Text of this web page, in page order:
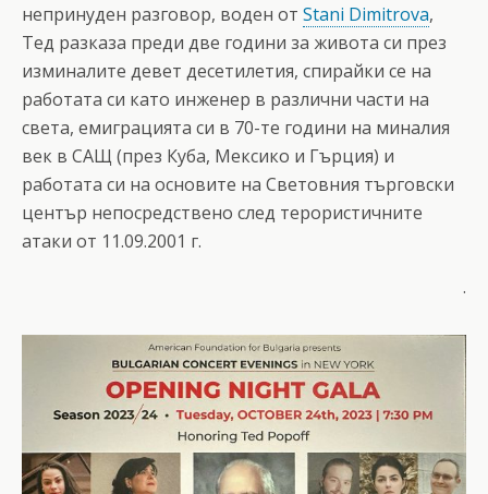
непринуден разговор, воден от Stani Dimitrova,
Тед разказа преди две години за живота си през
изминалите девет десетилетия, спирайки се на
работата си като инженер в различни части на
света, емиграцията си в 70-те години на миналия
век в САЩ (през Куба, Мексико и Гърция) и
работата си на основите на Световния търговски
център непосредствено след терористичните
атаки от 11.09.2001 г.
.